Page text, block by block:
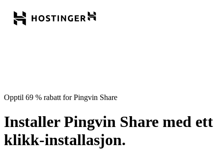
Opptil 69 % rabatt for Pingvin Share
Installer Pingvin Share med ett
klikk-installasjon.